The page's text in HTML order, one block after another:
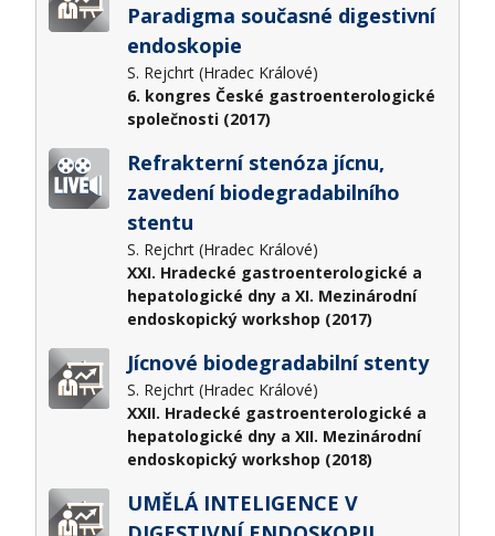
Paradigma současné digestivní
endoskopie
S. Rejchrt (Hradec Králové)
6. kongres České gastroenterologické
společnosti (2017)
Refrakterní stenóza jícnu,
zavedení biodegradabilního
stentu
S. Rejchrt (Hradec Králové)
XXI. Hradecké gastroenterologické a
hepatologické dny a XI. Mezinárodní
endoskopický workshop (2017)
Jícnové biodegradabilní stenty
S. Rejchrt (Hradec Králové)
XXII. Hradecké gastroenterologické a
hepatologické dny a XII. Mezinárodní
endoskopický workshop (2018)
UMĚLÁ INTELIGENCE V